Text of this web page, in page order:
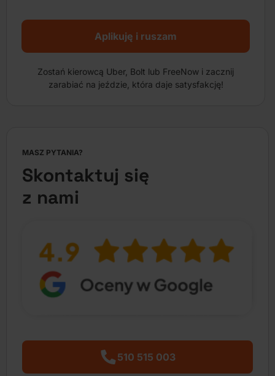
Aplikuję i ruszam
Zostań kierowcą Uber, Bolt lub FreeNow i zacznij
zarabiać na jeździe, która daje satysfakcję!
MASZ PYTANIA?
Skontaktuj się
z nami
510 515 003